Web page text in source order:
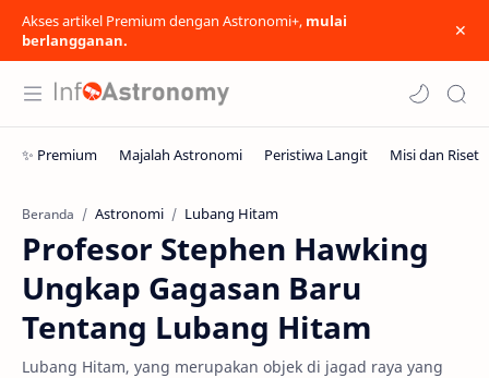
Akses artikel Premium dengan Astronomi+, mulai
berlangganan.
Beranda Astronomi Lubang Hitam
Profesor Stephen Hawking
Ungkap Gagasan Baru
Tentang Lubang Hitam
Lubang Hitam, yang merupakan objek di jagad raya yang